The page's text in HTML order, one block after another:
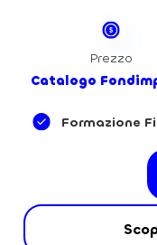
Prezzo
Catalogo
Formazione